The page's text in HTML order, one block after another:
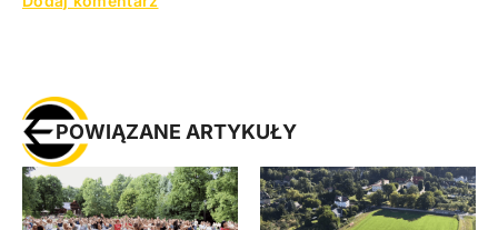
POWIĄZANE ARTYKUŁY